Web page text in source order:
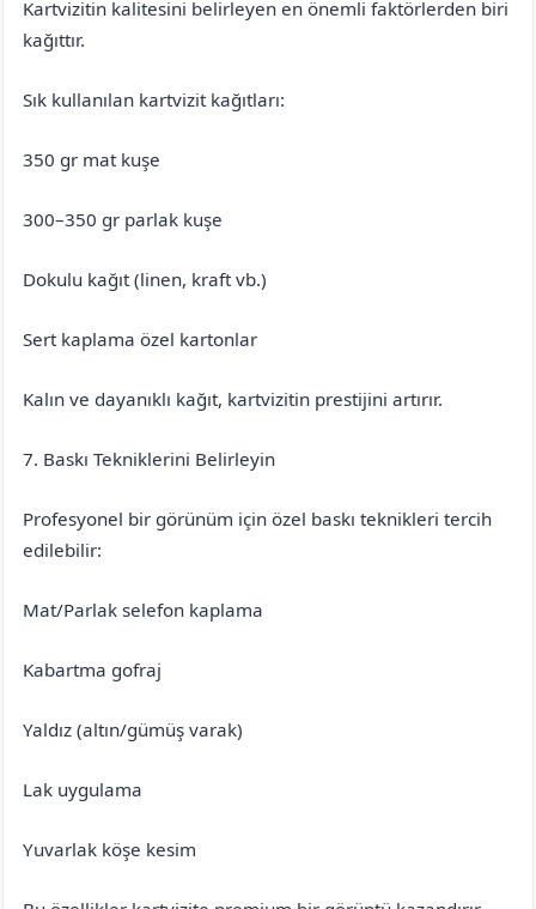
Kartvizitin kalitesini belirleyen en önemli faktörlerden biri
kağıttır.
Sık kullanılan kartvizit kağıtları:
350 gr mat kuşe
300–350 gr parlak kuşe
Dokulu kağıt (linen, kraft vb.)
Sert kaplama özel kartonlar
Kalın ve dayanıklı kağıt, kartvizitin prestijini artırır.
7. Baskı Tekniklerini Belirleyin
Profesyonel bir görünüm için özel baskı teknikleri tercih
edilebilir:
Mat/Parlak selefon kaplama
Kabartma gofraj
Yaldız (altın/gümüş varak)
Lak uygulama
Yuvarlak köşe kesim